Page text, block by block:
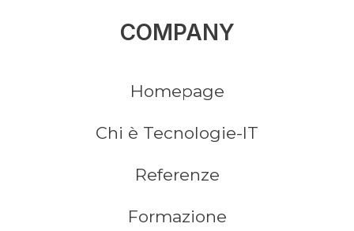
COMPANY
Homepage
Chi è Tecnologie-IT
Referenze
Formazione